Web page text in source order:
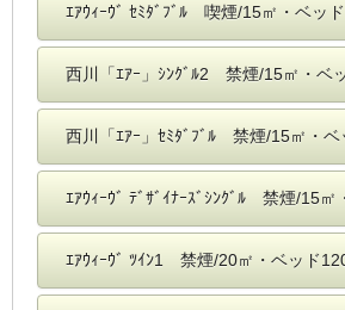
ｴｱｳｨｰｳﾞ ｾﾐﾀﾞﾌﾞﾙ 喫煙/15㎡・ベッ
西川「ｴｱｰ」ｼﾝｸﾞﾙ2 禁煙/15㎡・ベ
西川「ｴｱｰ」ｾﾐﾀﾞﾌﾞﾙ 禁煙/15㎡・ベ
ｴｱｳｨｰｳﾞ ﾃﾞｻﾞｲﾅｰｽﾞｼﾝｸﾞﾙ 禁煙/15㎡
ｴｱｳｨｰｳﾞ ﾂｲﾝ1 禁煙/20㎡・ベッド